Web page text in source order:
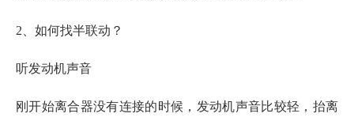
2、如何找半联动？
听发动机声音
刚开始离合器没有连接的时候，发动机声音比较轻，抬离